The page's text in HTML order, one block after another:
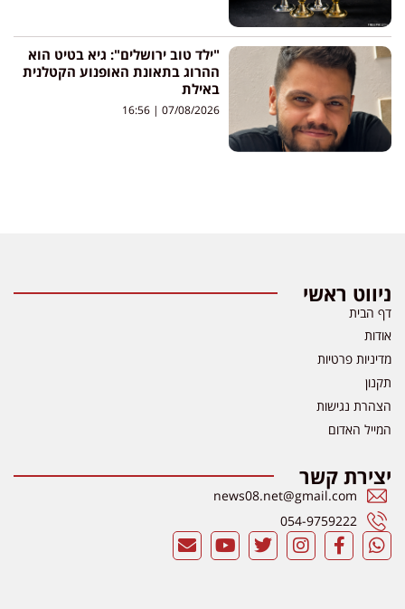
"ילד טוב ירושלים": גיא בטיט הוא
ההרוג בתאונת האופנוע הקטלנית
באילת
07/08/2026
ניווט ראשי
דף הבית
אודות
מדיניות פרטיות
תקנון
הצהרת נגישות
המייל האדום
יצירת קשר
news08.net@gmail.com
054-9759222